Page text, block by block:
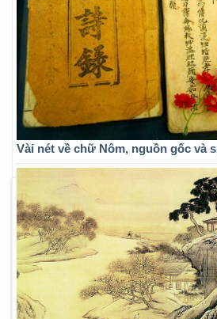
Vài nét về chữ Nôm, nguồn gốc và